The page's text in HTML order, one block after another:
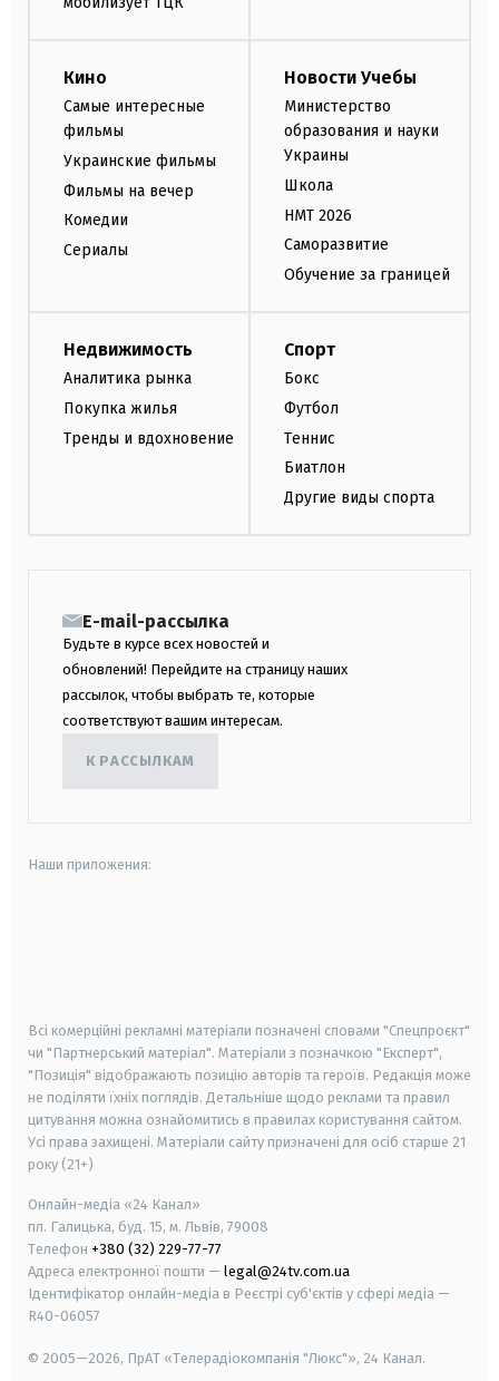
Кино
Самые интересные
фильмы
Украинские фильмы
Фильмы на вечер
Комедии
Сериалы
Новости Учебы
Министерство
образования и науки
Украины
Школа
НМТ 2026
Саморазвитие
Обучение за границей
Недвижимость
Аналитика рынка
Покупка жилья
Тренды и вдохновение
Спорт
Бокс
Футбол
Теннис
Биатлон
Другие виды спорта
E-mail-рассылка
Будьте в курсе всех новостей и
обновлений! Перейдите на страницу наших
рассылок, чтобы выбрать те, которые
соответствуют вашим интересам.
К РАССЫЛКАМ
Наши приложения:
Всі комерційні рекламні матеріали позначені словами "Спецпроєкт"
чи "Партнерський матеріал". Матеріали з позначкою "Експерт",
"Позиція" відображають позицію авторів та героїв. Редакція може
не поділяти їхніх поглядів. Детальніше щодо реклами та правил
цитування можна ознайомитись в правилах користування сайтом.
Усі права захищені. Матеріали сайту призначені для осіб старше 21
року (21+)
Онлайн-медіа «24 Канал»
пл. Галицька, буд. 15, м. Львів, 79008
Телефон +380 (32) 229-77-77
Адреса електронної пошти — legal@24tv.com.ua
Ідентифікатор онлайн-медіа в Реєстрі суб'єктів у сфері медіа —
R40-06057
© 2005—2026, ПрАТ «Телерадіокомпанія "Люкс"», 24 Канал.